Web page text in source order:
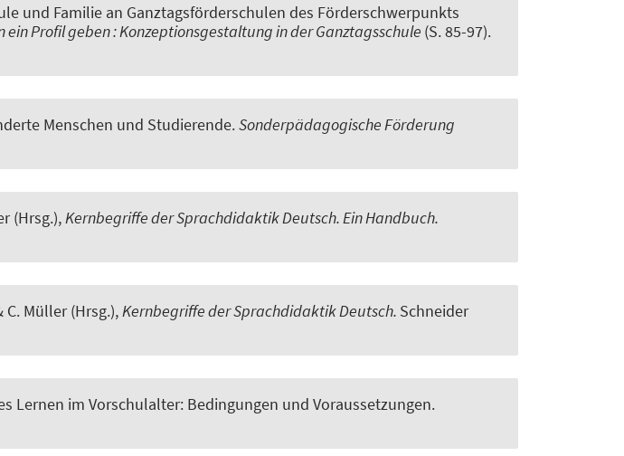
und Familie an Ganztagsförderschulen des Förderschwerpunkts
ein Profil geben : Konzeptionsgestaltung in der Ganztagsschule (S. 85-97).
Menschen und Studierende.Sonderpädagogische Förderung
(Hrsg.),Kernbegriffe der Sprachdidaktik Deutsch. Ein Handbuch.
C. Müller (Hrsg.),Kernbegriffe der Sprachdidaktik Deutsch. Schneider
Lernen im Vorschulalter: Bedingungen und Voraussetzungen.